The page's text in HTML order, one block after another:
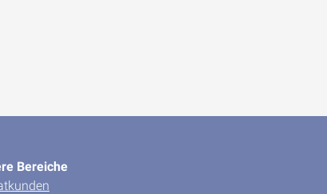
Bereiche